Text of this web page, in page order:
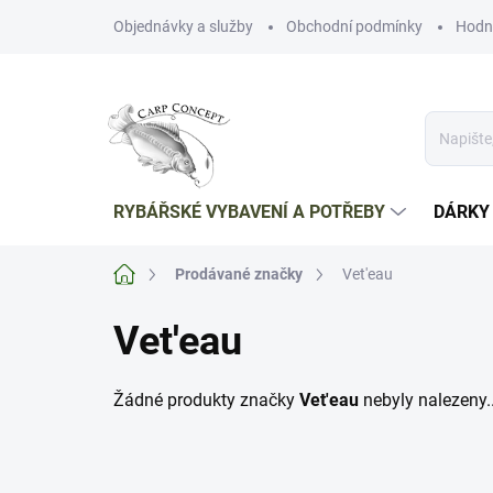
Objednávky a služby Obchodní podmínky
RYBÁŘSKÉ VYBAVENÍ A POTŘEBY
Domů Prodávané značky Vet'eau
Vet'eau
Žádné produkty značky Vet'eau nebyly